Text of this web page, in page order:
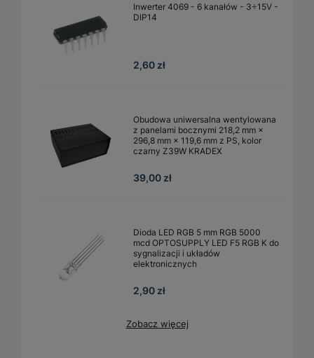
Inwerter 4069 - 6 kanałów - 3÷15V -
DIP14
2,60 zł
Obudowa uniwersalna wentylowana
z panelami bocznymi 218,2 mm ×
296,8 mm × 119,6 mm z PS, kolor
czarny Z39W KRADEX
39,00 zł
Dioda LED RGB 5 mm RGB 5000
mcd OPTOSUPPLY LED F5 RGB K do
sygnalizacji i układów
elektronicznych
2,90 zł
Zobacz więcej